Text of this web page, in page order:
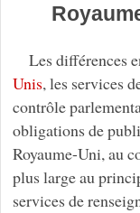
Les différences
Unis, les services
contrôle
obligations de
Royaume-Uni, au
plus large au
services de